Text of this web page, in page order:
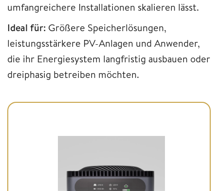
umfangreichere Installationen skalieren lässt.
Ideal für: Größere Speicherlösungen,
leistungsstärkere PV-Anlagen und Anwender,
die ihr Energiesystem langfristig ausbauen oder
dreiphasig betreiben möchten.